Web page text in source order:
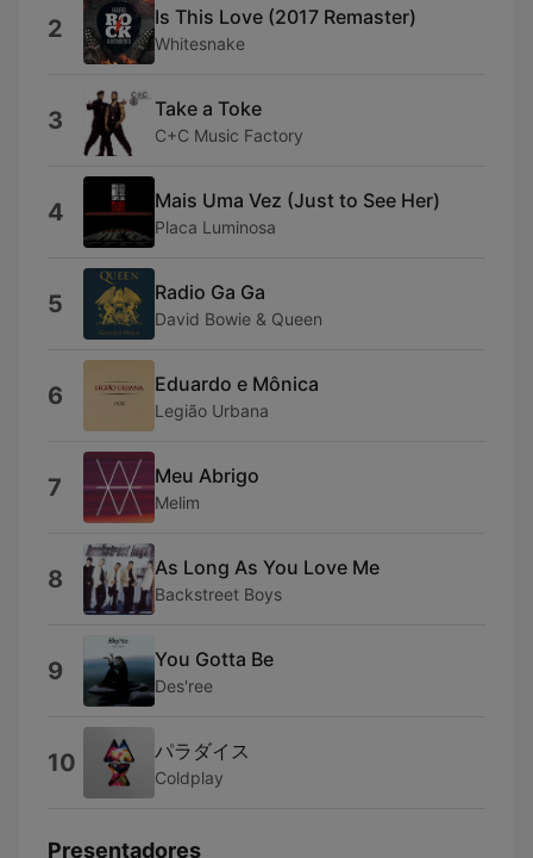
2 Is This Love (2017 Remaster)
Whitesnake
3 Take a Toke
C+C Music Factory
4 Mais Uma Vez (Just to See Her)
Placa Luminosa
5 Radio Ga Ga
David Bowie & Queen
6 Eduardo e Mônica
Legião Urbana
7 Meu Abrigo
Melim
8 As Long As You Love Me
Backstreet Boys
9 You Gotta Be
Des'ree
10 パラダイス
Coldplay
Presentadores